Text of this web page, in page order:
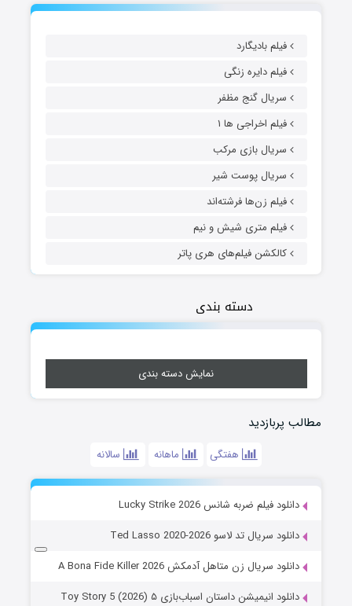
فیلم بادیگارد
فیلم دایره زنگی
سریال گنج مظفر
فیلم اخراجی ها ۱
سریال بازی مرکب
سریال پوست شیر
فیلم زن‌ها فرشته‌اند
فیلم متری شیش و نیم
کالکشن فیلم‌های هری پاتر
دسته بندی
نمایش دسته بندی
مطالب پربازدید
هفتگی ماهانه سالانه
دانلود فیلم ضربه شانس Lucky Strike 2026
دانلود سریال تد لاسو Ted Lasso 2020-2026
دانلود سریال زن متاهل آدمکش A Bona Fide Killer 2026
دانلود انیمیشن داستان اسباب‌بازی ۵ Toy Story 5 (2026)